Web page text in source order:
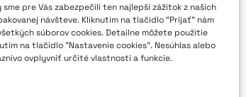
sme pre Vás zabezpečili ten najlepší zážitok z našich
návšteve. Kliknutím na tlačidlo “Prijať” nám
súborov cookies. Detailne môžete použitie
na tlačidlo "Nastavenie cookies". Nesúhlas alebo
ovplyvniť určité vlastnosti a funkcie.